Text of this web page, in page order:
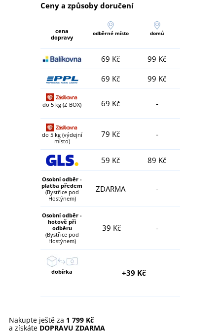
Ceny a způsoby doručení
cena
dopravy
odběrné místo domů
69 Kč
99 Kč
69 Kč
99 Kč
do 5 kg (Z-BOX) 69 Kč -
do 5 kg (výdejní
místo)
79 Kč -
59 Kč 89 Kč
Osobní odběr -
platba předem
(Bystřice pod
Hostýnem)
ZDARMA -
Osobní odběr -
hotově při
odběru
(Bystřice pod
Hostýnem)
39 Kč -
dobírka +39 Kč
Nakupte ještě za 1 799 Kč
a získáte DOPRAVU ZDARMA